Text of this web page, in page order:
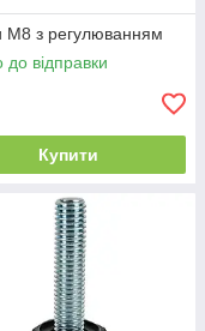
М8 з регулюванням
до відправки
Купити